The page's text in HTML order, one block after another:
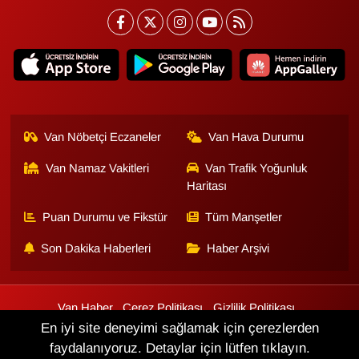
Van Nöbetçi Eczaneler Van Hava Durumu
Van Namaz Vakitleri
Van Trafik Yoğunluk
Haritası
Puan Durumu ve Fikstür Tüm Manşetler
Son Dakika Haberleri Haber Arşivi
Van Haber Çerez Politikası
Gizlilik Politikası
Üyelik Sözleşmesi
Veri Politikası Künye İletişim
En iyi site deneyimi sağlamak için çerezlerden
faydalanıyoruz. Detaylar için lütfen tıklayın.
Sinema - TV
SİYASET
TEBRİK
TEKNOLOJİ
Turizm
Vasıta
YAŞAM